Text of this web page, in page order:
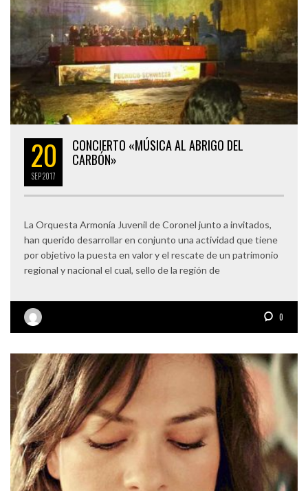
20
SEP2017
CONCIERTO «MÚSICA AL ABRIGO DEL
CARBÓN»
La Orquesta Armonía Juvenil de Coronel junto a invitados,
han querido desarrollar en conjunto una actividad que tiene
por objetivo la puesta en valor y el rescate de un patrimonio
regional y nacional el cual, sello de la región de
0